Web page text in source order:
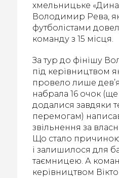
хмельницьке
Володимир Рева,
футболістами
команду з 15 місця.
За тур до фінішу
під керівництвом
провело лише
набрала 16 очок (ще
додалися завдяки
перемогам)
звільнення за
Що стало причиною
і залишилося для
таємницею. А
керівництвом